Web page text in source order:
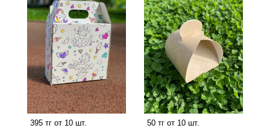
395 тг от 10 шт. 50 тг от 10 шт.